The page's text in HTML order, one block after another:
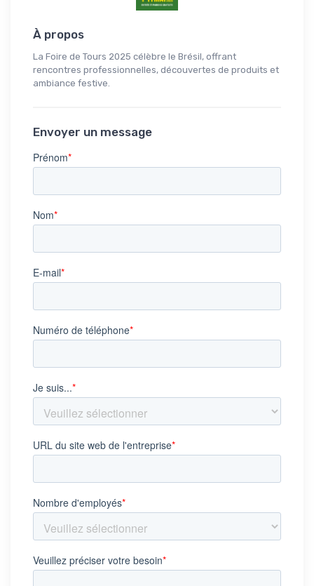
À propos
La Foire de Tours 2025 célèbre le Brésil, offrant
rencontres professionnelles, découvertes de produits et
ambiance festive.
Envoyer un message